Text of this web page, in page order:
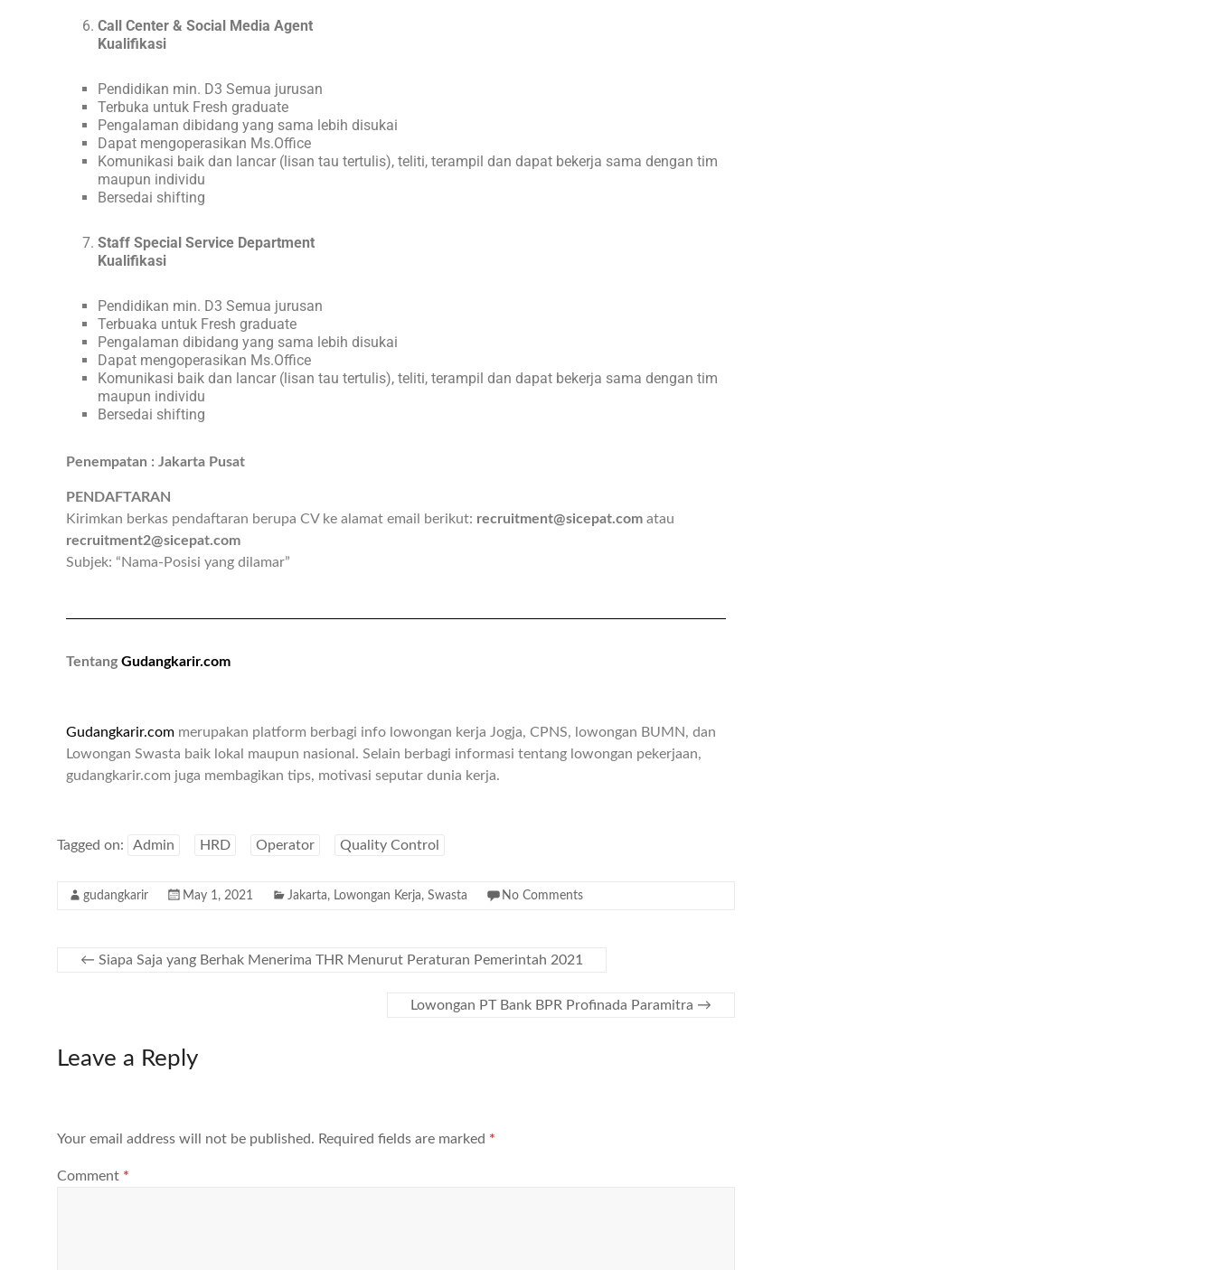
Call Center & Social Media Agent
Kualifikasi
Pendidikan min. D3 Semua jurusan
Terbuka untuk Fresh graduate
Pengalaman dibidang yang sama lebih disukai
Dapat mengoperasikan Ms.Office
Komunikasi baik dan lancar (lisan tau tertulis), teliti, terampil dan dapat bekerja sama dengan tim
maupun individu
Bersedai shifting
Staff Special Service Department
Kualifikasi
Pendidikan min. D3 Semua jurusan
Terbuaka untuk Fresh graduate
Pengalaman dibidang yang sama lebih disukai
Dapat mengoperasikan Ms.Office
Komunikasi baik dan lancar (lisan tau tertulis), teliti, terampil dan dapat bekerja sama dengan tim
maupun individu
Bersedai shifting
Penempatan : Jakarta Pusat
PENDAFTARAN
Kirimkan berkas pendaftaran berupa CV ke alamat email berikut: recruitment@sicepat.com atau
recruitment2@sicepat.com
Subjek: “Nama-Posisi yang dilamar”
Tentang Gudangkarir.com
Gudangkarir.com merupakan platform berbagi info lowongan kerja Jogja, CPNS, lowongan BUMN, dan
Lowongan Swasta baik lokal maupun nasional. Selain berbagi informasi tentang lowongan pekerjaan,
gudangkarir.com juga membagikan tips, motivasi seputar dunia kerja.
Tagged on: Admin HRD Operator Quality Control
gudangkarir May 1, 2021 Jakarta, Lowongan Kerja, Swasta No Comments
← Siapa Saja yang Berhak Menerima THR Menurut Peraturan Pemerintah 2021
Lowongan PT Bank BPR Profinada Paramitra →
Leave a Reply
Your email address will not be published. Required fields are marked *
Comment *